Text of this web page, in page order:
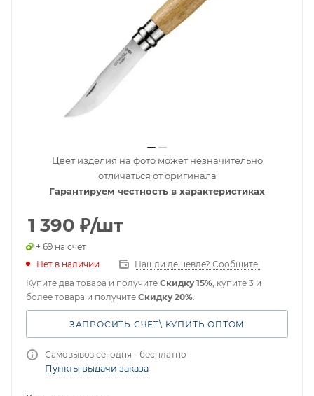
Цвет изделия на фото может незначительно
отличаться от оригинала
Гарантируем честность в характеристиках
1 390 ₽/шт
+ 69 на счет
Нет в наличии
Нашли дешевле? Сообщите!
Купите два товара и получите Скидку 15%, купите 3 и
более товара и получите Скидку 20%.
ЗАПРОСИТЬ СЧЁТ\ КУПИТЬ ОПТОМ
Самовывоз сегодня - бесплатно
Пункты выдачи заказа